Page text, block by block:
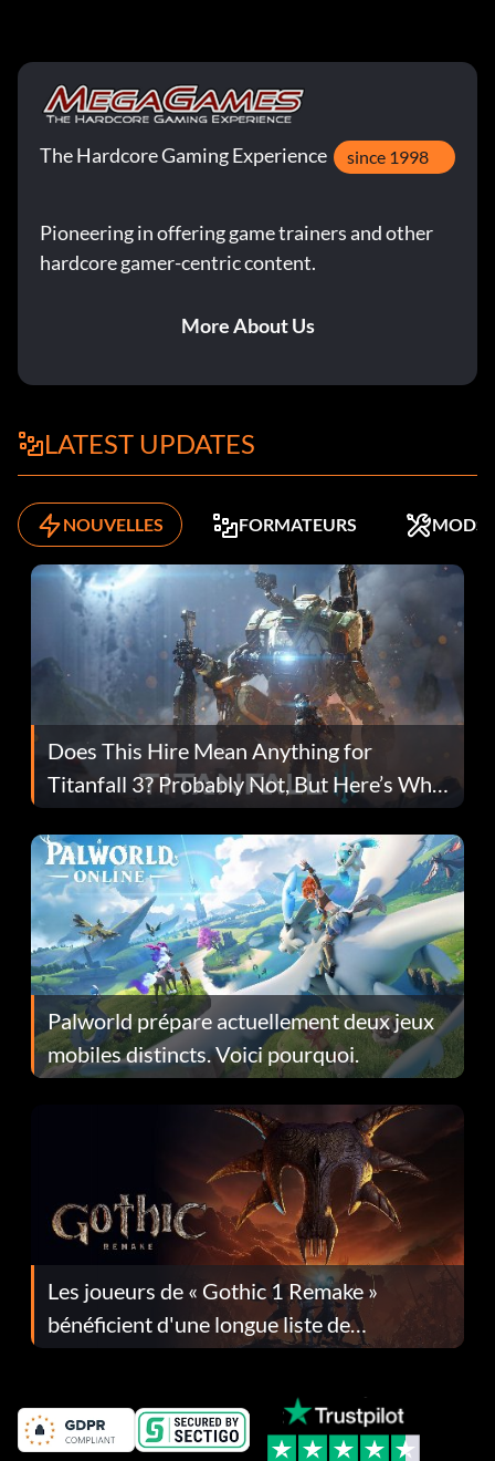
The Hardcore Gaming Experience since 1998
Pioneering in offering game trainers and other
hardcore gamer-centric content.
More About Us
LATEST UPDATES
NOUVELLES FORMATEURS MODS
Does This Hire Mean Anything for
Titanfall 3? Probably Not, But Here’s Why
Fans Are Hopeful
Palworld prépare actuellement deux jeux
mobiles distincts. Voici pourquoi.
Les joueurs de « Gothic 1 Remake »
bénéficient d'une longue liste de
corrections dans la mise à jour 1.0.4